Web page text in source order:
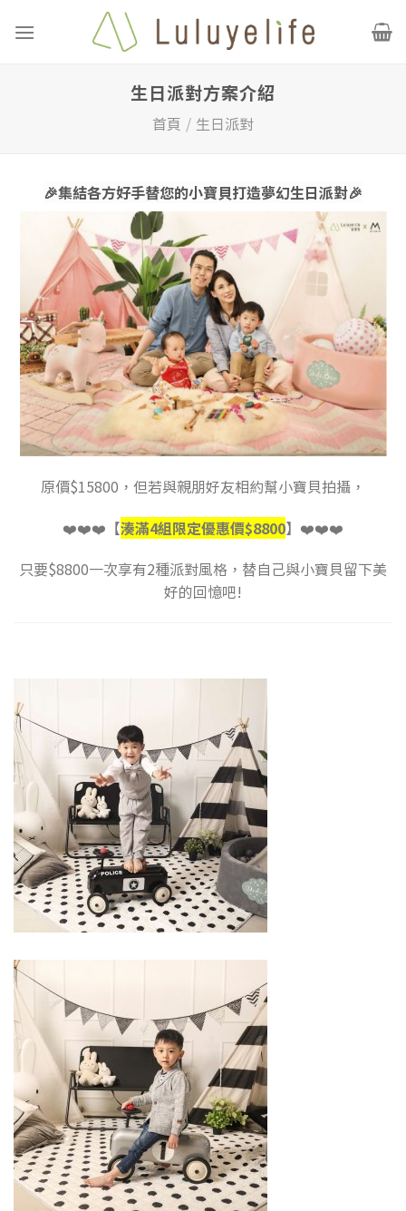
生日派對方案介紹
首頁 / 生日派對
🎉集結各方好手替您的小寶貝打造夢幻生日派對🎉
原價$15800，但若與親朋好友相約幫小寶貝拍攝，
❤️❤️❤️【湊滿4組限定優惠價$8800】❤️❤️❤️
只要$8800一次享有2種派對風格，替自己與小寶貝留下美
好的回憶吧!